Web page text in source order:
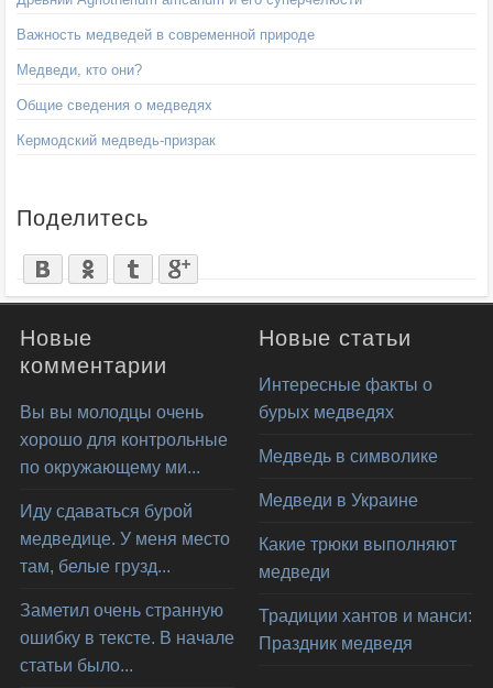
Важность медведей в современной природе
Медведи, кто они?
Общие сведения о медведях
Кермодский медведь-призрак
Поделитесь
Новые
комментарии
Вы вы молодцы очень
хорошо для контрольные
по окружающему ми...
Иду сдаваться бурой
медведице. У меня место
там, белые грузд...
Заметил очень странную
ошибку в тексте. В начале
статьи было...
Новые статьи
Интересные факты о
бурых медведях
Медведь в символике
Медведи в Украине
Какие трюки выполняют
медведи
Традиции хантов и манси:
Праздник медведя